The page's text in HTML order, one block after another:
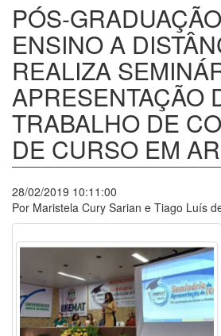
PÓS-
ENSINO A
REALIZA
APRESENTAÇÃO
TRABALHO DE
DE CURSO EM
28/02/2019 10:11:00
Por Maristela Cury Sarian e Tiago Luís